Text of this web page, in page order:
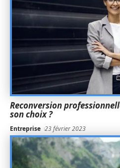
Reconversion
son choix ?
Entreprise 23 février 2023